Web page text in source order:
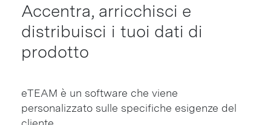
Accentra, arricchisci e
distribuisci i tuoi dati di
prodotto
eTEAM è un software che viene
personalizzato sulle specifiche esigenze del